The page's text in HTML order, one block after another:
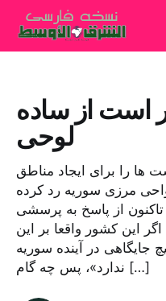
است از ساده
لوحی
ها را برای ایجاد مناطق
مرزی سوریه رد کرده
از پاسخ به پرسشی
این کشور واقعا بر این
جایگاهی در آینده سوریه
ندارد»، پس چه گام […]